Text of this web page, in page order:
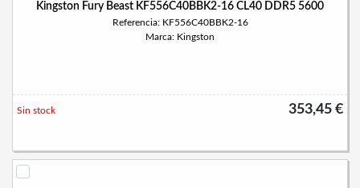
Kingston Fury Beast KF556C40BBK2-16 CL40 DDR5 5600
Referencia: KF556C40BBK2-16
Marca: Kingston
353,45 €
Sin stock